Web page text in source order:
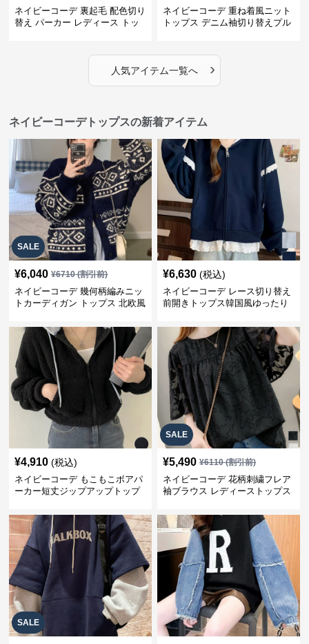
ネイビーコーデ 裏起毛 配色切り
替え パーカー レディース トッ
ネイビーコーデ 重ね着風ニット
トップス デニム袖切り替えプル
人気アイテム一覧へ ›
ネイビーコーデトップスの新着アイテム
SALE
¥6,040 ¥6710(割引前)
ネイビーコーデ 幾何柄編みニッ
トカーディガン トップス 北欧風
¥6,630 (税込)
ネイビーコーデ レース切り替え
前開きトップス韓国風ゆったり
¥4,910 (税込)
ネイビーコーデ もこもこボアパ
ーカー短丈ジップアップトップ
SALE
¥5,490 ¥6110(割引前)
ネイビーコーデ 花柄刺繍フレア
袖ブラウス レディーストップス
SALE